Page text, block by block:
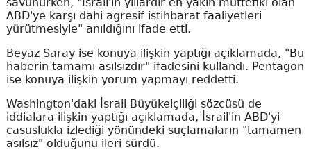
ABD'ye karşı dahi agresif istihbarat faaliyetleri
yürütmesiyle" anıldığını ifade etti.
Beyaz Saray ise konuya ilişkin yaptığı açıklamada, "Bu
haberin tamamı asılsızdır" ifadesini kullandı. Pentagon
ise konuya ilişkin yorum yapmayı reddetti.
Washington'daki İsrail Büyükelçiliği sözcüsü de
iddialara ilişkin yaptığı açıklamada, İsrail'in ABD'yi
casuslukla izlediği yönündeki suçlamaların "tamamen
asılsız" olduğunu ileri sürdü.